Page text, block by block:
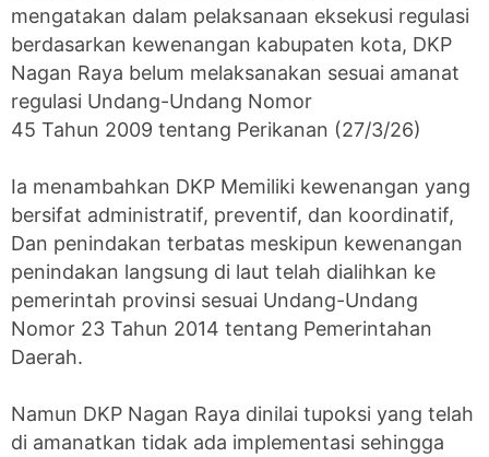
mengatakan dalam pelaksanaan eksekusi regulasi
berdasarkan kewenangan kabupaten kota, DKP
Nagan Raya belum melaksanakan sesuai amanat
regulasi Undang-Undang Nomor
‎45 Tahun 2009 tentang Perikanan (27/3/26)
‎Ia menambahkan DKP Memiliki kewenangan yang
bersifat administratif, preventif, dan koordinatif,
‎Dan penindakan terbatas meskipun kewenangan
penindakan langsung di laut telah dialihkan ke
pemerintah ‎provinsi sesuai Undang-Undang
Nomor 23 Tahun 2014 tentang Pemerintahan
Daerah.
‎Namun DKP Nagan Raya dinilai tupoksi yang telah
di amanatkan tidak ada implementasi sehingga